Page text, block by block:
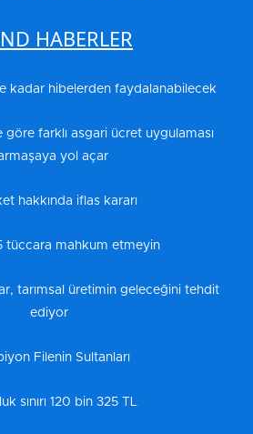
HABERLER
kadar hibelerden faydalanabilecek
farklı asgari ücret uygulaması
yol açar
hakkında iflas kararı
tüccara mahkum etmeyin
tarımsal üretimin geleceğini tehdit
ediyor
Filenin Sultanları
sınırı 120 bin 325 TL